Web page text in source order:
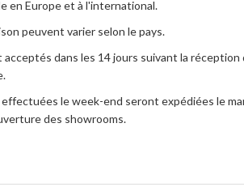
en Europe et à l'international.
peuvent varier selon le pays.
dans les 14 jours suivant la réception
effectuées le week-end seront expédiées le
des showrooms.